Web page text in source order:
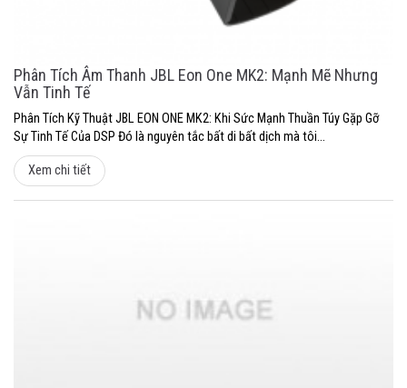
Phân Tích Âm Thanh JBL Eon One MK2: Mạnh Mẽ Nhưng
Vẫn Tinh Tế
Phân Tích Kỹ Thuật JBL EON ONE MK2: Khi Sức Mạnh Thuần Túy Gặp Gỡ
Sự Tinh Tế Của DSP Đó là nguyên tắc bất di bất dịch mà tôi...
Xem chi tiết